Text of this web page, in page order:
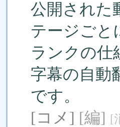
公開された
テージごと
ランクの仕
字幕の自動
です。
[コメ] [編] [